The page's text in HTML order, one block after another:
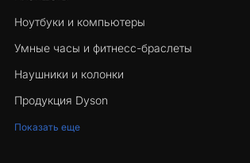
Ноутбуки и компьютеры
Умные часы и фитнесс-браслеты
Наушники и колонки
Продукция Dyson
Показать еще